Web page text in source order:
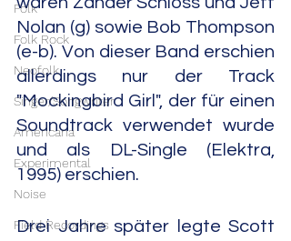
Folk
Folk Rock
Neofolk
Singer/Songwriter
Americana
Experimental
Noise
Field Recordings
Nolan (g) sowie Bob Thompson
(e-b). Von dieser Band erschien
allerdings nur der Track
"Mockingbird Girl", der für einen
Soundtrack verwendet wurde
und als DL-Single (Elektra,
1995) erschien.
Drei Jahre später legte Scott